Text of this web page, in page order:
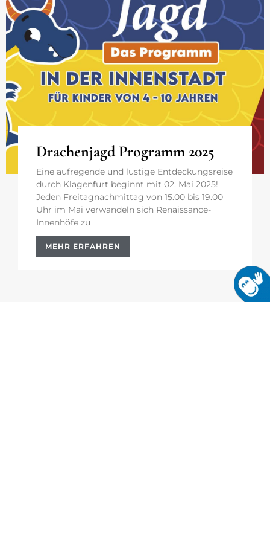
Drachenjagd Programm 2025
Eine aufregende und lustige Entdeckungsreise
durch Klagenfurt beginnt mit 02. Mai 2025!
Jeden Freitagnachmittag von 15.00 bis 19.00
Uhr im Mai verwandeln sich Renaissance-
Innenhöfe zu
MEHR ERFAHREN